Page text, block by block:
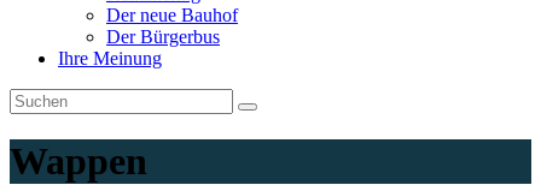
Der neue Bauhof
Der Bürgerbus
Ihre Meinung
Wappen